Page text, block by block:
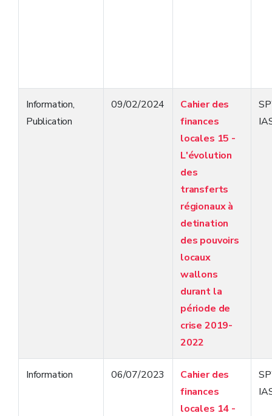
Information,
Publication
09/02/2024
Cahier des
finances
locales 15 -
L'évolution
des
transferts
régionaux à
detination
des pouvoirs
locaux
wallons
durant la
période de
crise 2019-
2022
Information 06/07/2023
Cahier des
finances
locales 14 -